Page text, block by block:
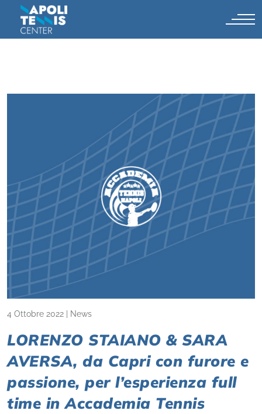
4 Ottobre 2022 News
LORENZO STAIANO & SARA
AVERSA, da Capri con furore e
passione, per l’esperienza full
time in Accademia Tennis